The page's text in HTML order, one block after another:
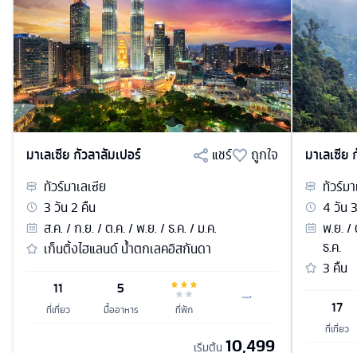
มาเลเซีย กัวลาลัมเปอร์ แชร์
ถูกใจ
ทัวร์มาเลเซีย
3วัน2 คืน
ส.ค. / ก.ย. / ต.ค. / พ.ย. / ธ.ค. / ม.ค.
เก็นติ้งไฮแลนด์ น้ำตกเลคอิสกันดา
11
ที่เที่ยว
5
มื้ออาหาร ที่พัก
เริ่มต้น 10,499
มาเลเซีย
ทัวร์ม
4วัน3
พ.ย. /
ธ.ค.
3 คืน
17
ที่เที่ยว